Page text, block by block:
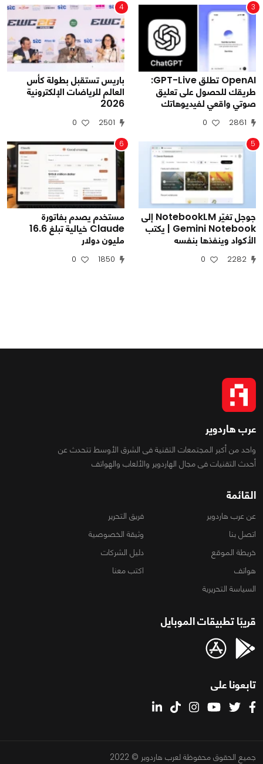
3
OpenAI تطلق GPT-Live:
طريقك للحصول على تعليق
صوتي واقعي لفيديوهاتك
2861
0
4
باريس تستقبل بطولة كأس
العالم للرياضات الإلكترونية
2026
2501
0
5
جوجل تغيّر NotebookLM إلى
Gemini Notebook | يكتب
الأكواد وينفذها بنفسه
2282
0
6
مستخدم يصدم بفاتورة
Claude خيالية تبلغ 16.6
مليون دولار
1850
0
عرب هاردوير
واحد من أكبر المجتمعات التقنية فى الشرق الأوسط تتحدث عن
أحدث التقنيات فى مجال الهاردوير والألعاب والهواتف
القائمة
عن عرب هاردوير
فريق التحرير
اتصل بنا
وثيقة الخصوصية
خريطة الموقع
دليل الشركات
هواتف
اكتب معنا
السياسة التحريرية
قريبًا تطبيقات الموبايل
تابعونا على
جميع الحقوق محفوظة لعرب هاردوير © 2022